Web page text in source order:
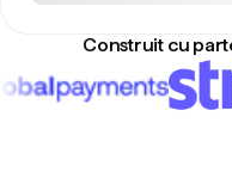
Construit cu